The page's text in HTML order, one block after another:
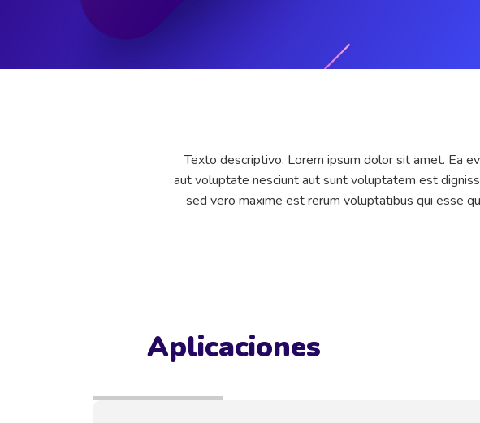
Texto descriptivo. Lorem ipsum dolor sit amet. Ea
aut voluptate nesciunt aut sunt voluptatem est
sed vero maxime est rerum voluptatibus qui esse
Aplicaciones